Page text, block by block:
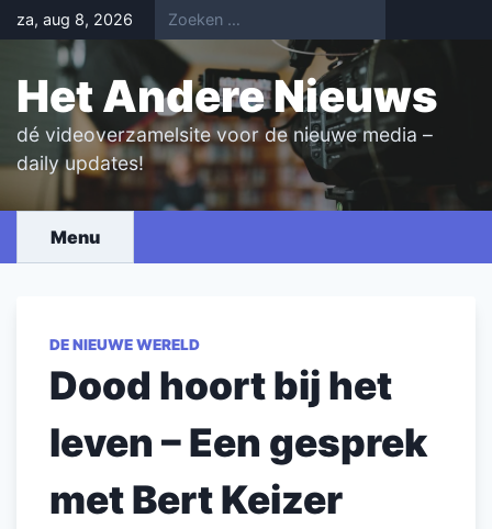
Skip
to
content
za, aug 8, 2026
Het Andere Nieuws
dé videoverzamelsite voor de nieuwe media –
daily updates!
Menu
DE NIEUWE WERELD
Dood hoort bij het
leven – Een gesprek
met Bert Keizer